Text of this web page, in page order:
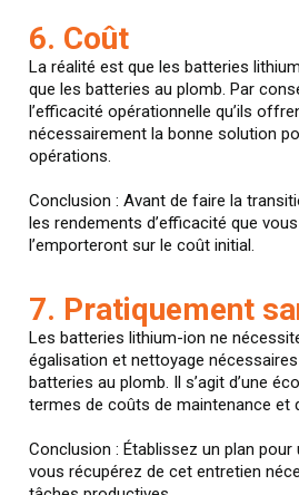
6. Coût
La réalité est que les batteries
que les batteries au plomb. Par
l’efficacité opérationnelle qu’ils
nécessairement la bonne solution
opérations.
Conclusion : Avant de faire la
les rendements d’efficacité que
l’emporteront sur le coût initial.
7. Pratiquement
Les batteries lithium-ion ne
égalisation et nettoyage nécessaires
batteries au plomb. Il s’agit d’une
termes de coûts de maintenance et
Conclusion : Établissez un plan
vous récupérez de cet entretien